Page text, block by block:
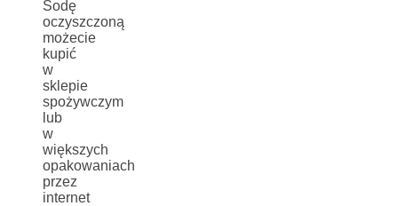
Sodę
oczyszczoną
możecie
kupić
w
sklepie
spożywczym
lub
w
większych
opakowaniach
przez
internet